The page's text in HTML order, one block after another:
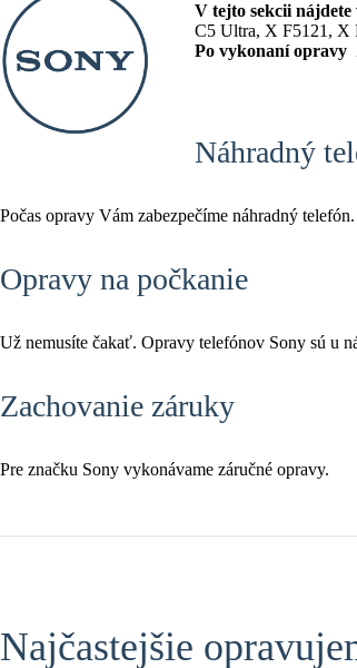
V tejto sekcii
C5 Ultra, X F5121, X
Po vykonaní
Náhradný
Počas opravy Vám zabezpečíme náhradný telefón.
Opravy na počkanie
Už nemusíte čakať. Opravy telefónov Sony sú u
Zachovanie záruky
Pre značku Sony vykonávame záručné opravy.
Najčastejšie